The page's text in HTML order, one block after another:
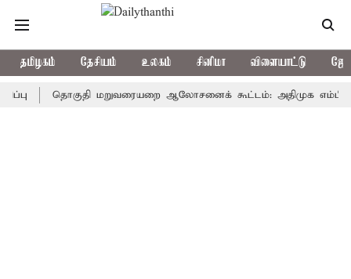
தமிழகம் தேசியம் உலகம் சினிமா விளையாட்டு
தொகுதி மறுவரையறை ஆலோசனைக் கூட்டம்: அதிமுக எம்பிக்கள்